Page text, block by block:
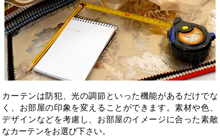
カーテンは防犯、光の調節といった機能があるだけでな
く、お部屋の印象を変えることができます。素材や色、
デザインなどを考慮し、お部屋のイメージに合った素敵
なカーテンをお選び下さい。